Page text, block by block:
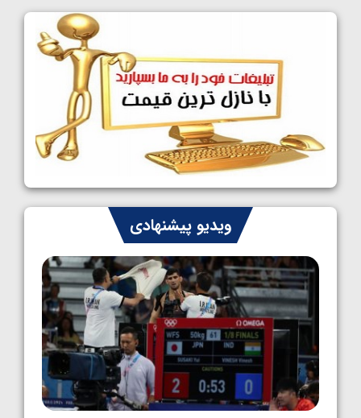
کشتی آزاد نوجوانان جهان؛ رقبای نمایندگان
ایران مشخص شدند
1405/05/08
کشتی فرنگی نوجوانان جهان؛ سکوی تیمی
سوم برای ایران
1405/05/07
ایران چشم به راه چهار مدال در پنج وزن دوم
کشتی فرنگی نوجوانان جهان
1405/05/06
ویدیو پیشنهادی